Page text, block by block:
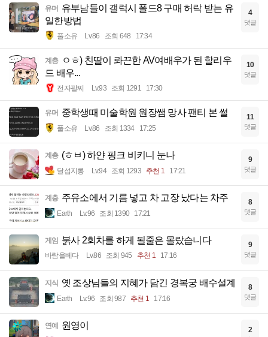
유머 유부남들이 갤럭시 폴드8 구매 허락 받는 유
일한방법
풀소유 Lv.86 조회 648 17:34
4
댓글
계층
ㅇㅎ) 친딸이 롸끈한 AV여배우가 된 할리우
드 배우...
전자팔찌 Lv.93 조회 1291 17:30
10
댓글
유머 중학생때 미술학원 원장쌤 망사 팬티 본 썰
풀소유 Lv.86 조회 1334 17:25
11
댓글
계층 (ㅎㅂ) 하얀 핑크 비키니 눈나
달섭지롱 Lv.94 조회 1293 추천 1 17:21
9
댓글
계층 주유소에서 기름 넣고 차 고장 났다는 차주
Earth Lv.96 조회 1390 17:21
8
댓글
게임 붉사 2회차를 하게 될줄은 몰랐습니다
바람을베다 Lv.86 조회 945 추천 1 17:16
9
댓글
지식 옛 조상님들의 지혜가 담긴 경복궁 배수설계
Earth Lv.96 조회 987 추천 1 17:16
8
댓글
연예 원영이 2